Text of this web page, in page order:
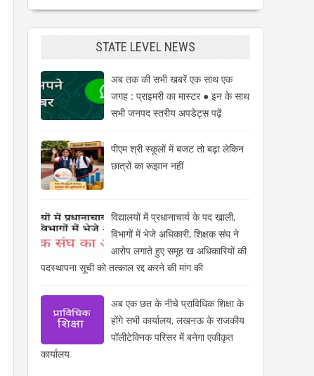
STATE LEVEL NEWS
अब तक की सभी खबरें एक साथ एक
जगह : प्राइमरी का मास्टर ● इन के साथ
सभी जनपद स्तरीय अपडेट्स पढ़ें
पीएम श्री स्कूलों में बजट तो बढ़ा लेकिन
छात्रों का रूझान नहीं
विद्यालयों में प्रधानाचार्य के पद खाली,
विभागों में भेजे अधिकारी, शिक्षक संघ ने
आरोप लगाते हुए समूह ख अधिकारियों की
पदस्थापना सूची को तत्काल रद्द करने की मांग की
अब एक छत के नीचे प्राविधिक शिक्षा के
होंगे सभी कार्यालय, लखनऊ के राजकीय
पॉलीटेक्निक परिसर में बनेगा एकीकृत
कार्यालय